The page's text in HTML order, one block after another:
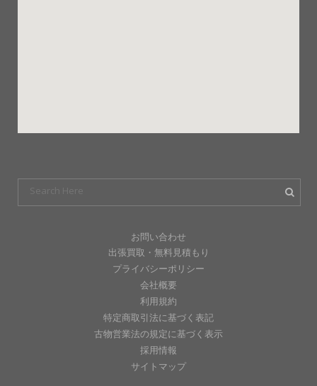
お問い合わせ
出張買取・無料見積もり
プライバシーポリシー
会社概要
利用規約
特定商取引法に基づく表記
古物営業法の規定に基づく表示
採用情報
サイトマップ